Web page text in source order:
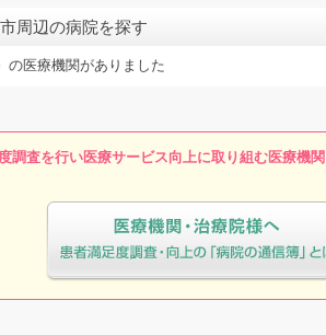
周辺の病院を探す
の医療機関がありました
調査を行い医療サービス向上に取り組む医療機